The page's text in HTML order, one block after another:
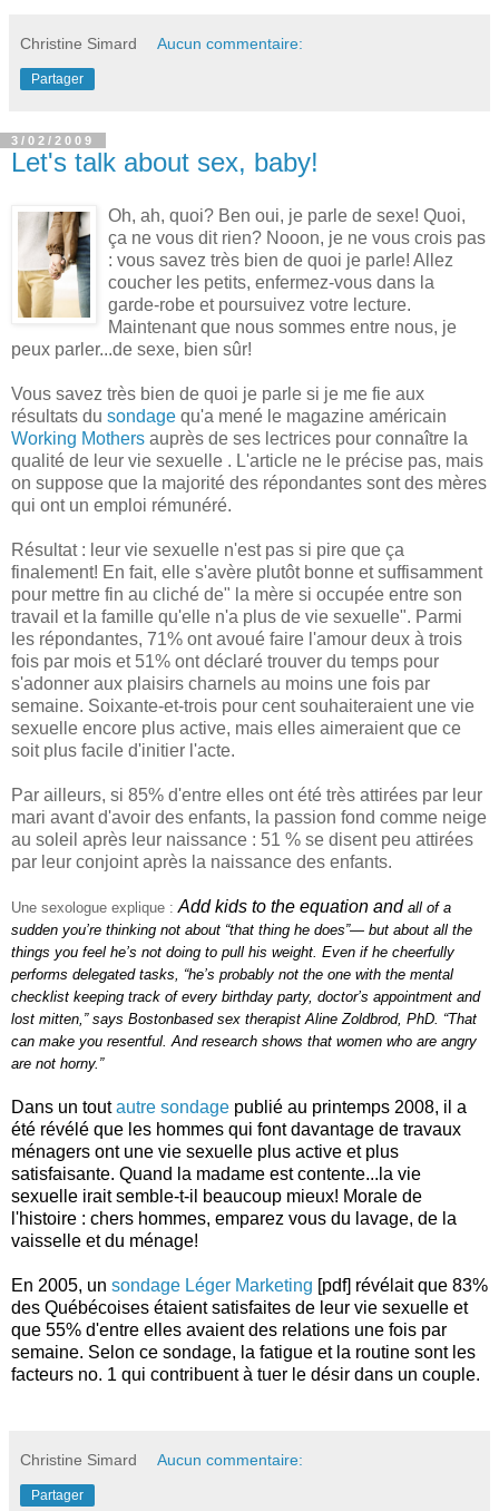
Christine Simard Aucun commentaire:
Partager
3/02/2009
Let's talk about sex, baby!
Oh, ah, quoi? Ben oui, je parle de sexe! Quoi,
ça ne vous dit rien? Nooon, je ne vous crois pas
: vous savez très bien de quoi je parle! Allez
coucher les petits, enfermez-vous dans la
garde-robe et poursuivez votre lecture.
Maintenant que nous sommes entre nous, je
peux parler...de sexe, bien sûr!
Vous savez très bien de quoi je parle si je me fie aux
résultats du sondage qu'a mené le magazine américain
Working Mothers auprès de ses lectrices pour connaître la
qualité de leur vie sexuelle . L'article ne le précise pas, mais
on suppose que la majorité des répondantes sont des mères
qui ont un emploi rémunéré.
Résultat : leur vie sexuelle n'est pas si pire que ça
finalement! En fait, elle s'avère plutôt bonne et suffisamment
pour mettre fin au cliché de" la mère si occupée entre son
travail et la famille qu'elle n'a plus de vie sexuelle". Parmi
les répondantes, 71% ont avoué faire l'amour deux à trois
fois par mois et 51% ont déclaré trouver du temps pour
s'adonner aux plaisirs charnels au moins une fois par
semaine. Soixante-et-trois pour cent souhaiteraient une vie
sexuelle encore plus active, mais elles aimeraient que ce
soit plus facile d'initier l'acte.
Par ailleurs, si 85% d'entre elles ont été très attirées par leur
mari avant d'avoir des enfants, la passion fond comme neige
au soleil après leur naissance : 51 % se disent peu attirées
par leur conjoint après la naissance des enfants.
Une sexologue explique :Add kids to the equation and all of a
sudden you’re thinking not about “that thing he does”— but about all the
things you feel he’s not doing to pull his weight. Even if he cheerfully
performs delegated tasks, “he’s probably not the one with the mental
checklist keeping track of every birthday party, doctor’s appointment and
lost mitten,” says Bostonbased sex therapist Aline Zoldbrod, PhD. “That
can make you resentful. And research shows that women who are angry
are not horny.”
Dans un toutautre sondage publié au printemps 2008, il a
été révélé que les hommes qui font davantage de travaux
ménagers ont une vie sexuelle plus active et plus
satisfaisante. Quand la madame est contente...la vie
sexuelle irait semble-t-il beaucoup mieux! Morale de
l'histoire : chers hommes, emparez vous du lavage, de la
vaisselle et du ménage!
En 2005, un sondage Léger Marketing [pdf] révélait que 83%
des Québécoises étaient satisfaites de leur vie sexuelle et
que 55% d'entre elles avaient des relations une fois par
semaine. Selon ce sondage, la fatigue et la routine sont les
facteurs no. 1 qui contribuent à tuer le désir dans un couple.
Christine Simard Aucun commentaire:
Partager